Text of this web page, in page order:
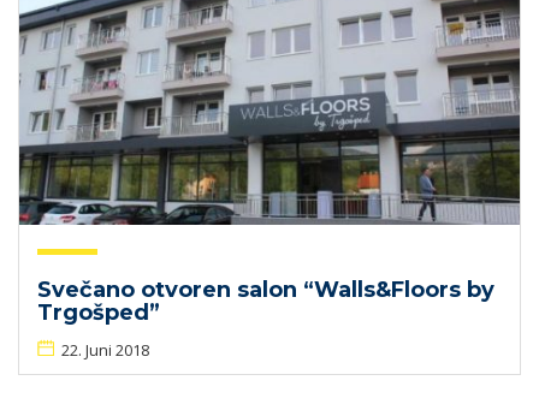
Svečano otvoren salon “Walls&Floors by
Trgošped”
22. Juni 2018